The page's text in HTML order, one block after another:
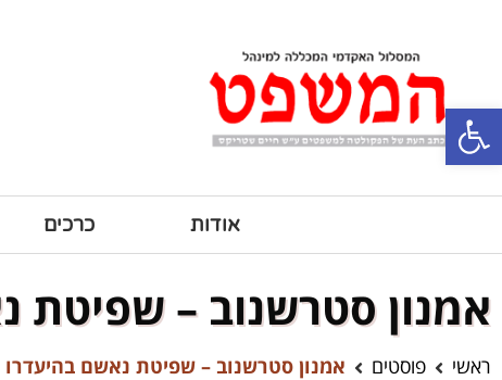
פתח סרגל נגישות
אודות כרכים
אמנון סטרשנוב – שפיטת
ראשי פוסטים אמנון סטרשנוב – שפיטת נאשם בהיעדרו